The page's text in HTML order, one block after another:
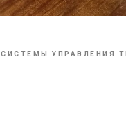
СИСТЕМЫ УПРАВЛЕНИЯ